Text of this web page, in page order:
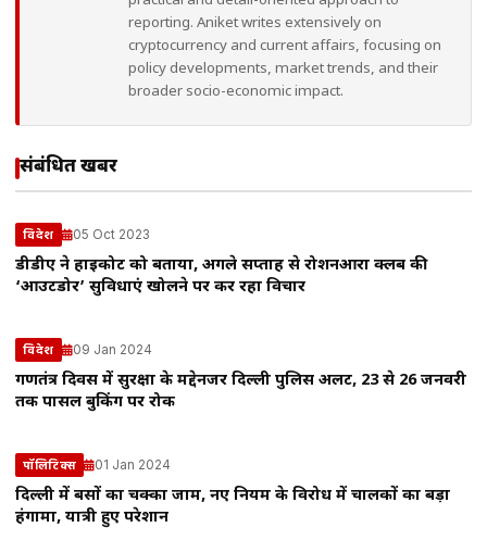
reporting. Aniket writes extensively on
cryptocurrency and current affairs, focusing on
policy developments, market trends, and their
broader socio-economic impact.
संबंधित खबरें
विदेश 05 Oct 2023
डीडीए ने हाईकोर्ट को बताया, अगले सप्ताह से रोशनआरा क्लब की
‘आउटडोर’ सुविधाएं खोलने पर कर रहा विचार
विदेश 09 Jan 2024
गणतंत्र दिवस में सुरक्षा के मद्देनजर दिल्ली पुलिस अलर्ट, 23 से 26 जनवरी
तक पार्सल बुकिंग पर रोक
पॉलिटिक्स 01 Jan 2024
दिल्ली में बसों का चक्का जाम, नए नियम के विरोध में चालकों का बड़ा
हंगामा, यात्री हुए परेशान